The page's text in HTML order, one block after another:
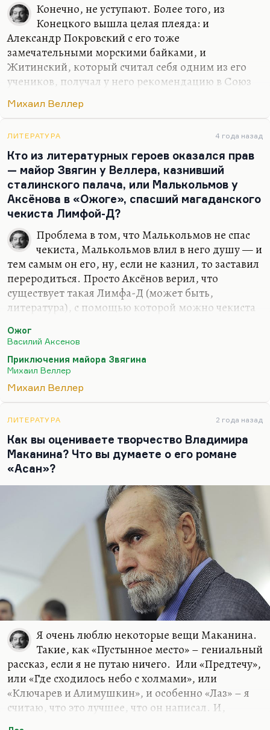
Конечно, не уступают. Более того, из
Конецкого вышла целая плеяда: и
Александр Покровский с его тоже
замечательными морскими байками, и
Житинский, который считал себя одним из его
учеников, получал у него рекомендацию в Союз
замечательный, и, конечно, Веллер, который
влиянием, хотя, естественно, интонации
Конецкого он никогда не копировал.
Конецкий — один из очень немногих людей в
русской литературе, которые замечательно умели
писать от первого лица и о самом себе — без
самолюбования, без трагических нот, с должной
долей самоиронии; и при этом это не про себя, а
про мир через себя всё-таки. Все эти его
полярные…
Михаил Веллер
ЛИТЕРАТУРА 4 года назад
Кто из литературных героев оказался прав
— майор Звягин у Веллера, казнивший
сталинского палача, или Малькольмов у
Аксёнова в «Ожоге», спасший магаданского
чекиста Лимфой-Д?
Проблема в том, что Малькольмов не спас
чекиста, Малькольмов влил в него душу — и
тем самым он его, ну, если не казнил, то заставил
переродиться. Просто Аксёнов верил, что
существует такая Лимфа-Д (может быть,
литература), с помощью которой можно чекиста
отрастает вследствие этого. А Веллер не верит. И
гораздо мрачнее и гораздо в каком-то смысле
бессолнечнее его.
Малькольмова, потому что я верю в возможность
человека переродиться. Понимаете, даже мне не
важно, верю я или нет. Мне важно, что в
литературе это получилось очень сильно, когда
появляется этот скорбный…
Ожог
Василий Аксенов
Приключения майора Звягина
Михаил Веллер
Михаил Веллер
ЛИТЕРАТУРА 2 года назад
Как вы оцениваете творчество Владимира
Маканина? Что вы думаете о его романе
«Асан»?
Я очень люблю некоторые вещи Маканина.
Такие, как «Пустынное место» – гениальный
рассказ, если я не путаю ничего. Или «Предтечу»,
или «Где сходилось небо с холмами», или
«Ключарев и Алимушкин», и особенно «Лаз» – я
считаю, что это лучшее, что он написал. И,